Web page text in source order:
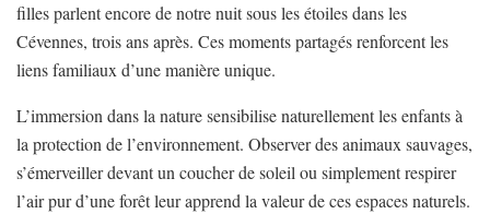
filles parlent encore de notre nuit sous les étoiles dans les
Cévennes, trois ans après. Ces moments partagés renforcent les
liens familiaux d’une manière unique.
L’immersion dans la nature sensibilise naturellement les enfants à
la protection de l’environnement. Observer des animaux sauvages,
s’émerveiller devant un coucher de soleil ou simplement respirer
l’air pur d’une forêt leur apprend la valeur de ces espaces naturels.